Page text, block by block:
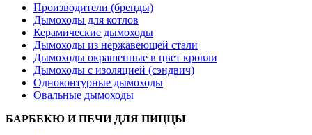
Производители (бренды)
Дымоходы для котлов
Керамические дымоходы
Дымоходы из нержавеющей стали
Дымоходы окрашенные в цвет кровли
Дымоходы с изоляцией (сэндвич)
Одноконтурные дымоходы
Овальные дымоходы
БАРБЕКЮ И ПЕЧИ ДЛЯ ПИЦЦЫ